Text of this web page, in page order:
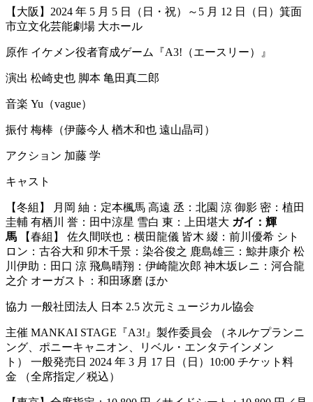
【大阪】2024 年 5 月 5 日（日・祝）～5 月 12 日（日）箕⾯
市⽴⽂化芸能劇場 大ホール
原作 イケメン役者育成ゲーム『A3!（エースリー）』
演出 松崎史也 脚本 亀田真二郎
音楽 Yu（vague）
振付 梅棒（伊藤今人 楢木和也 遠山晶司）
アクション 加藤 学
キャスト
【冬組】 月岡 紬：定本楓馬 高遠 丞：北園 涼 御影 密：植田
圭輔 有栖川 誉：田中涼星 雪白 東：上田堪大 ガイ：輝
馬 【春組】 佐久間咲也：横田龍儀 皆木 綴：前川優希 シト
ロン：古谷大和 卯木千景：染谷俊之 鹿島雄三：鯨井康介 松
川伊助：田口 涼 飛鳥晴翔：伊崎龍次郎 神木坂レニ：河合龍
之介 オーガスト：和田琢磨 ほか
協力 一般社団法人 日本 2.5 次元ミュージカル協会
主催 MANKAI STAGE『A3!』製作委員会 （ネルケプランニ
ング、ポニーキャニオン、リベル・エンタテインメン
ト） 一般発売日 2024 年 3 月 17 日（日）10:00 チケット料
金 （全席指定／税込）